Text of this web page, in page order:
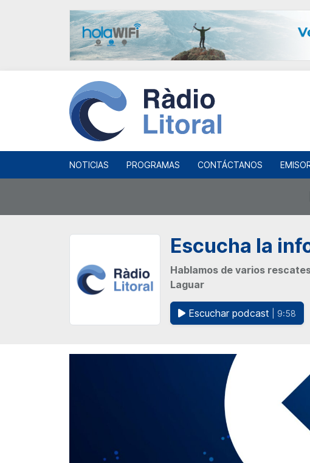
NOTICIAS PROGRAMAS CONTÁCTANOS
Escucha la
Hablamos de varios
Laguar
Escuchar podcast | 9:58